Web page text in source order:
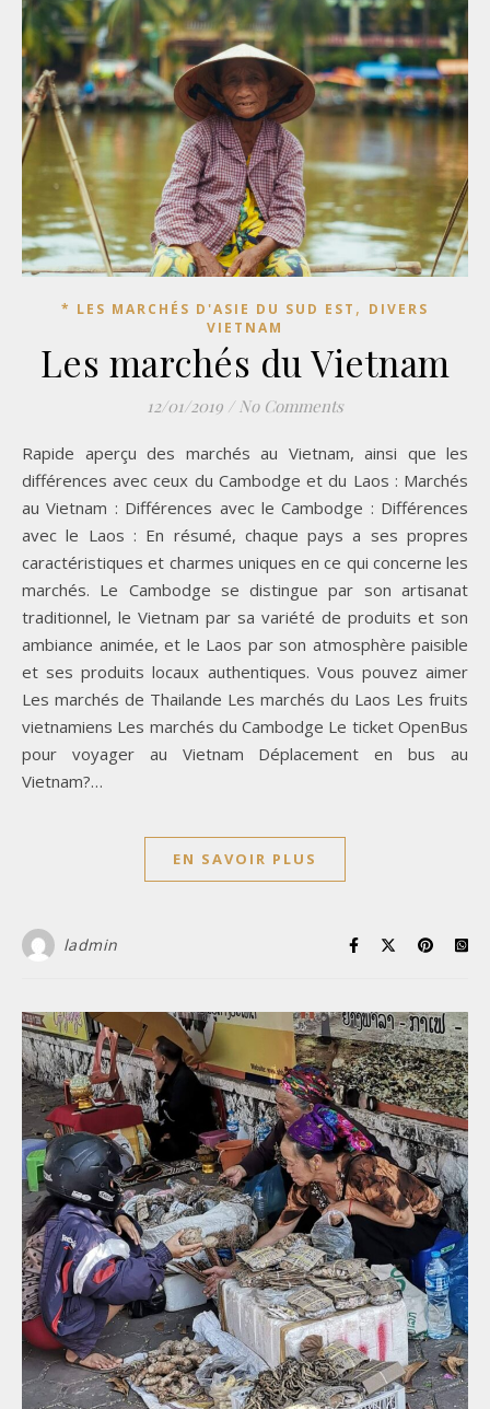
* LES MARCHÉS D'ASIE DU SUD EST , DIVERS
VIETNAM
Les marchés du Vietnam
12/01/2019 / No Comments
Rapide aperçu des marchés au Vietnam, ainsi que les
différences avec ceux du Cambodge et du Laos : Marchés
au Vietnam : Différences avec le Cambodge : Différences
avec le Laos : En résumé, chaque pays a ses propres
caractéristiques et charmes uniques en ce qui concerne les
marchés. Le Cambodge se distingue par son artisanat
traditionnel, le Vietnam par sa variété de produits et son
ambiance animée, et le Laos par son atmosphère paisible
et ses produits locaux authentiques. Vous pouvez aimer
Les marchés de Thailande Les marchés du Laos Les fruits
vietnamiens Les marchés du Cambodge Le ticket OpenBus
pour voyager au Vietnam Déplacement en bus au
Vietnam?…
EN SAVOIR PLUS
ladmin